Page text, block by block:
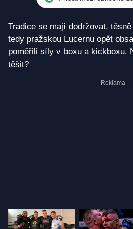
Tradice se mají dodržovat,
tedy pražskou Lucernu opět
poměřili síly v boxu a kickboxu.
těšit?